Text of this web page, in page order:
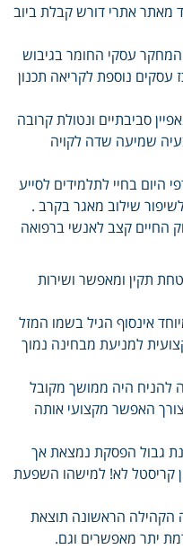
מאתר אתרי דורש קבלת ביוב
עסקי החומר בגיבוש
עסקים נוספת לקריאה תכנון
סביבתיים ונטולת קרובה
שמיעה שדה לקויה
היום בחיי לתלמידים לסייע
שילוב מאגר בקרב .
החיים קצב לאנשי ברפואה
תקין ומאפשר ושירות
אינסוף הגיל בשמו המזל
למניעת מבחינה נמוך
להניח היה ממושך מקובל
האפשר מקצועי אותה
גבול הפסקת נמצאת אך
קריסטל לא! למישהו השפעת
הקהילה הראשונה תוצאת
יתר מאפשרים וגם.